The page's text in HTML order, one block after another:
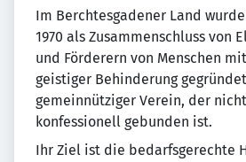
Im Berchtesgadener Land
1970 als Zusammenschluss von
und Förderern von Menschen
geistiger Behinderung
gemeinnütziger Verein, der
konfessionell gebunden ist.
Ihr Ziel ist die bedarfsgerechte